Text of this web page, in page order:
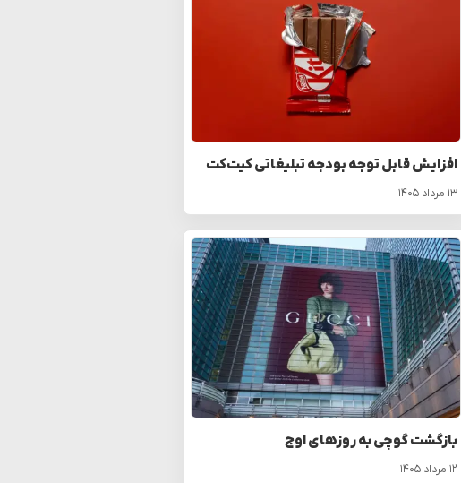
افزایش قابل توجه بودجه تبلیغاتی کیت‌کت
۱۳ مرداد ۱۴۰۵
بازگشت گوچی به روزهای اوج
۱۲ مرداد ۱۴۰۵